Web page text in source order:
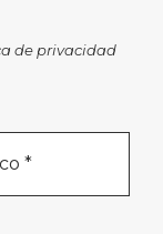
de privacidad